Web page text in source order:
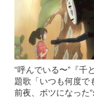
“呼んでいる〜”『千
題歌「いつも何度で
前夜、ボツになった